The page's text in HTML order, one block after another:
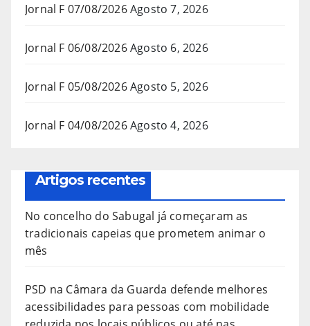
Jornal F 07/08/2026Agosto 7, 2026
Jornal F 06/08/2026Agosto 6, 2026
Jornal F 05/08/2026Agosto 5, 2026
Jornal F 04/08/2026Agosto 4, 2026
Artigos recentes
No concelho do Sabugal já começaram as
tradicionais capeias que prometem animar o
mês
PSD na Câmara da Guarda defende melhores
acessibilidades para pessoas com mobilidade